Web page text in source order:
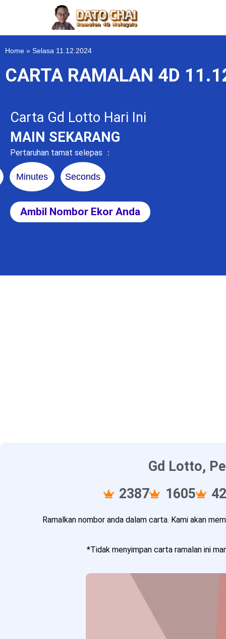
Home » Selasa 11.12.2024
CARTA RAMALAN 4D
Carta Gd Lotto Hari Ini
MAIN SEKARANG
Pertaruhan tamat selepas ：
Minutes Seconds
Ambil Nombor Ekor Anda
Gd Lotto,
2387
1605
Ramalkan nombor anda dalam carta. Kami akan
*Tidak menyimpan carta ramalan ini